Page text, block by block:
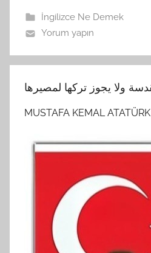
İngilizce Ne Demek
Yorum yapın
MUSTAFA KEMAL ATATÜRK